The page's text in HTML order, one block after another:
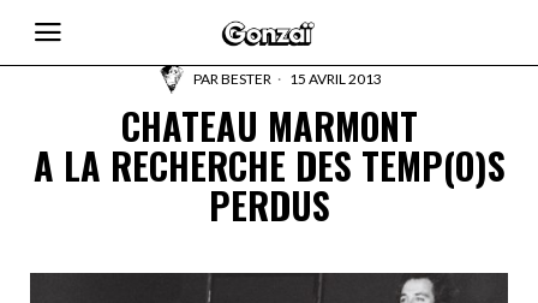
PARBESTER 15 AVRIL 2013
CHATEAU MARMONT
A LA RECHERCHE DES TEMP(O)S
PERDUS